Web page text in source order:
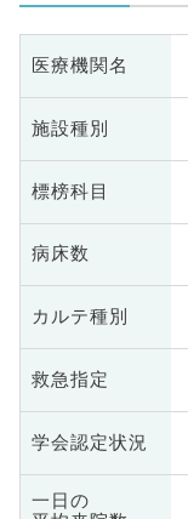
医療機関名
施設種別
標榜科目
病床数
カルテ種別
救急指定
学会認定状況
一日の